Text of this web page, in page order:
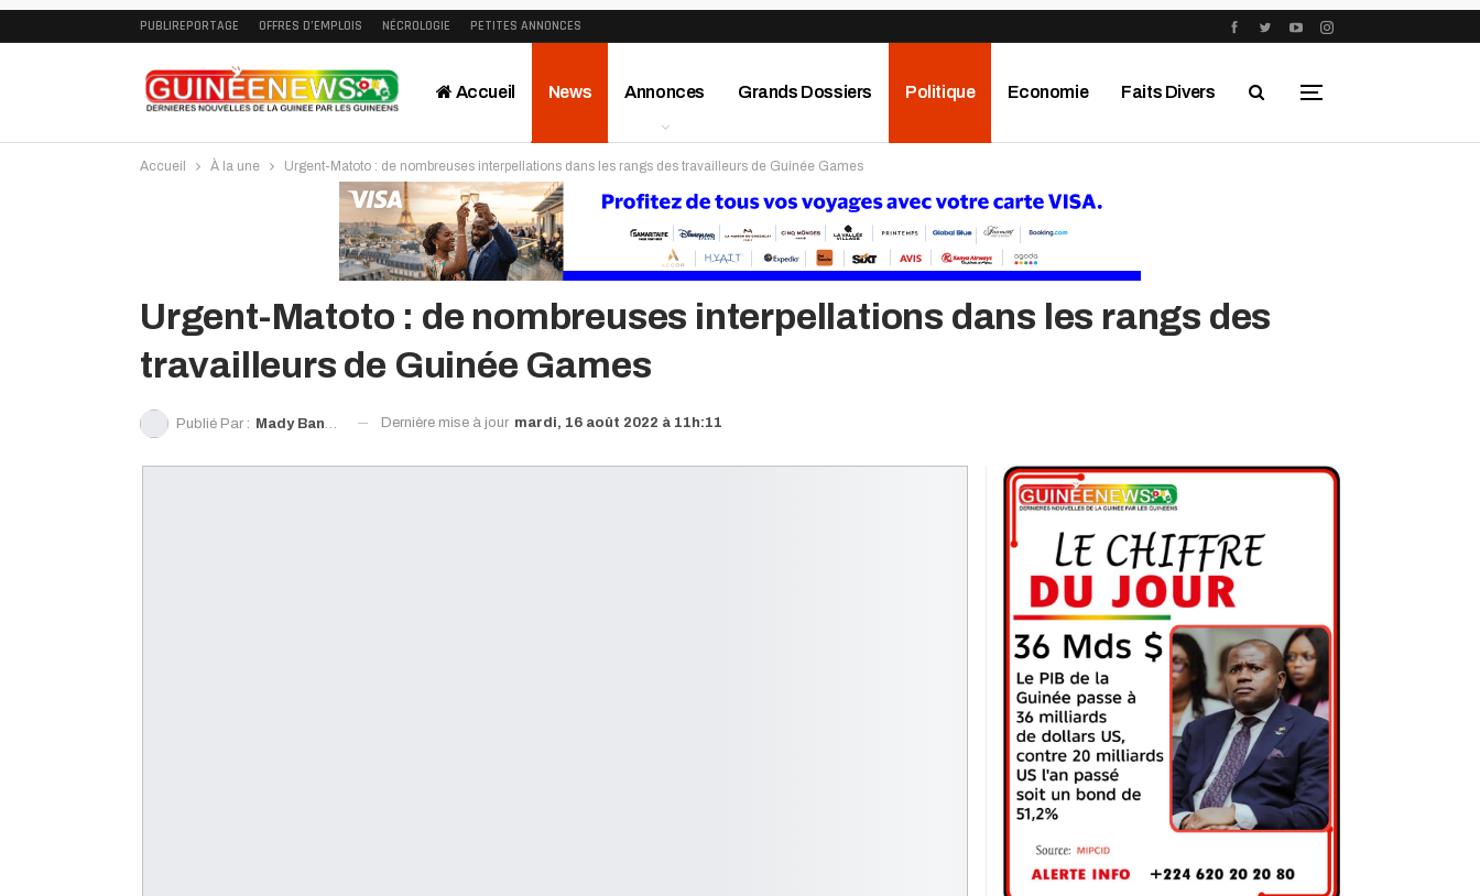
PUBLIREPORTAGE OFFRES D’EMPLOIS NÉCROLOGIE PETITES ANNONCES
Accueil News Annonces Grands Dossiers Politique Economie Faits Divers
Interviews Publireportage Région
Accueil À la une Urgent-Matoto : de nombreuses interpellations dans les rangs des travailleurs de Guinée Games
Urgent-Matoto : de nombreuses interpellations dans les rangs des
travailleurs de Guinée Games
Publié Par : Mady Bangoura Dernière mise à jour mardi, 16 août 2022 à 11h:11